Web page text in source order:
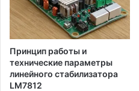
Принцип работы и
технические параметры
линейного стабилизатора
LM7812